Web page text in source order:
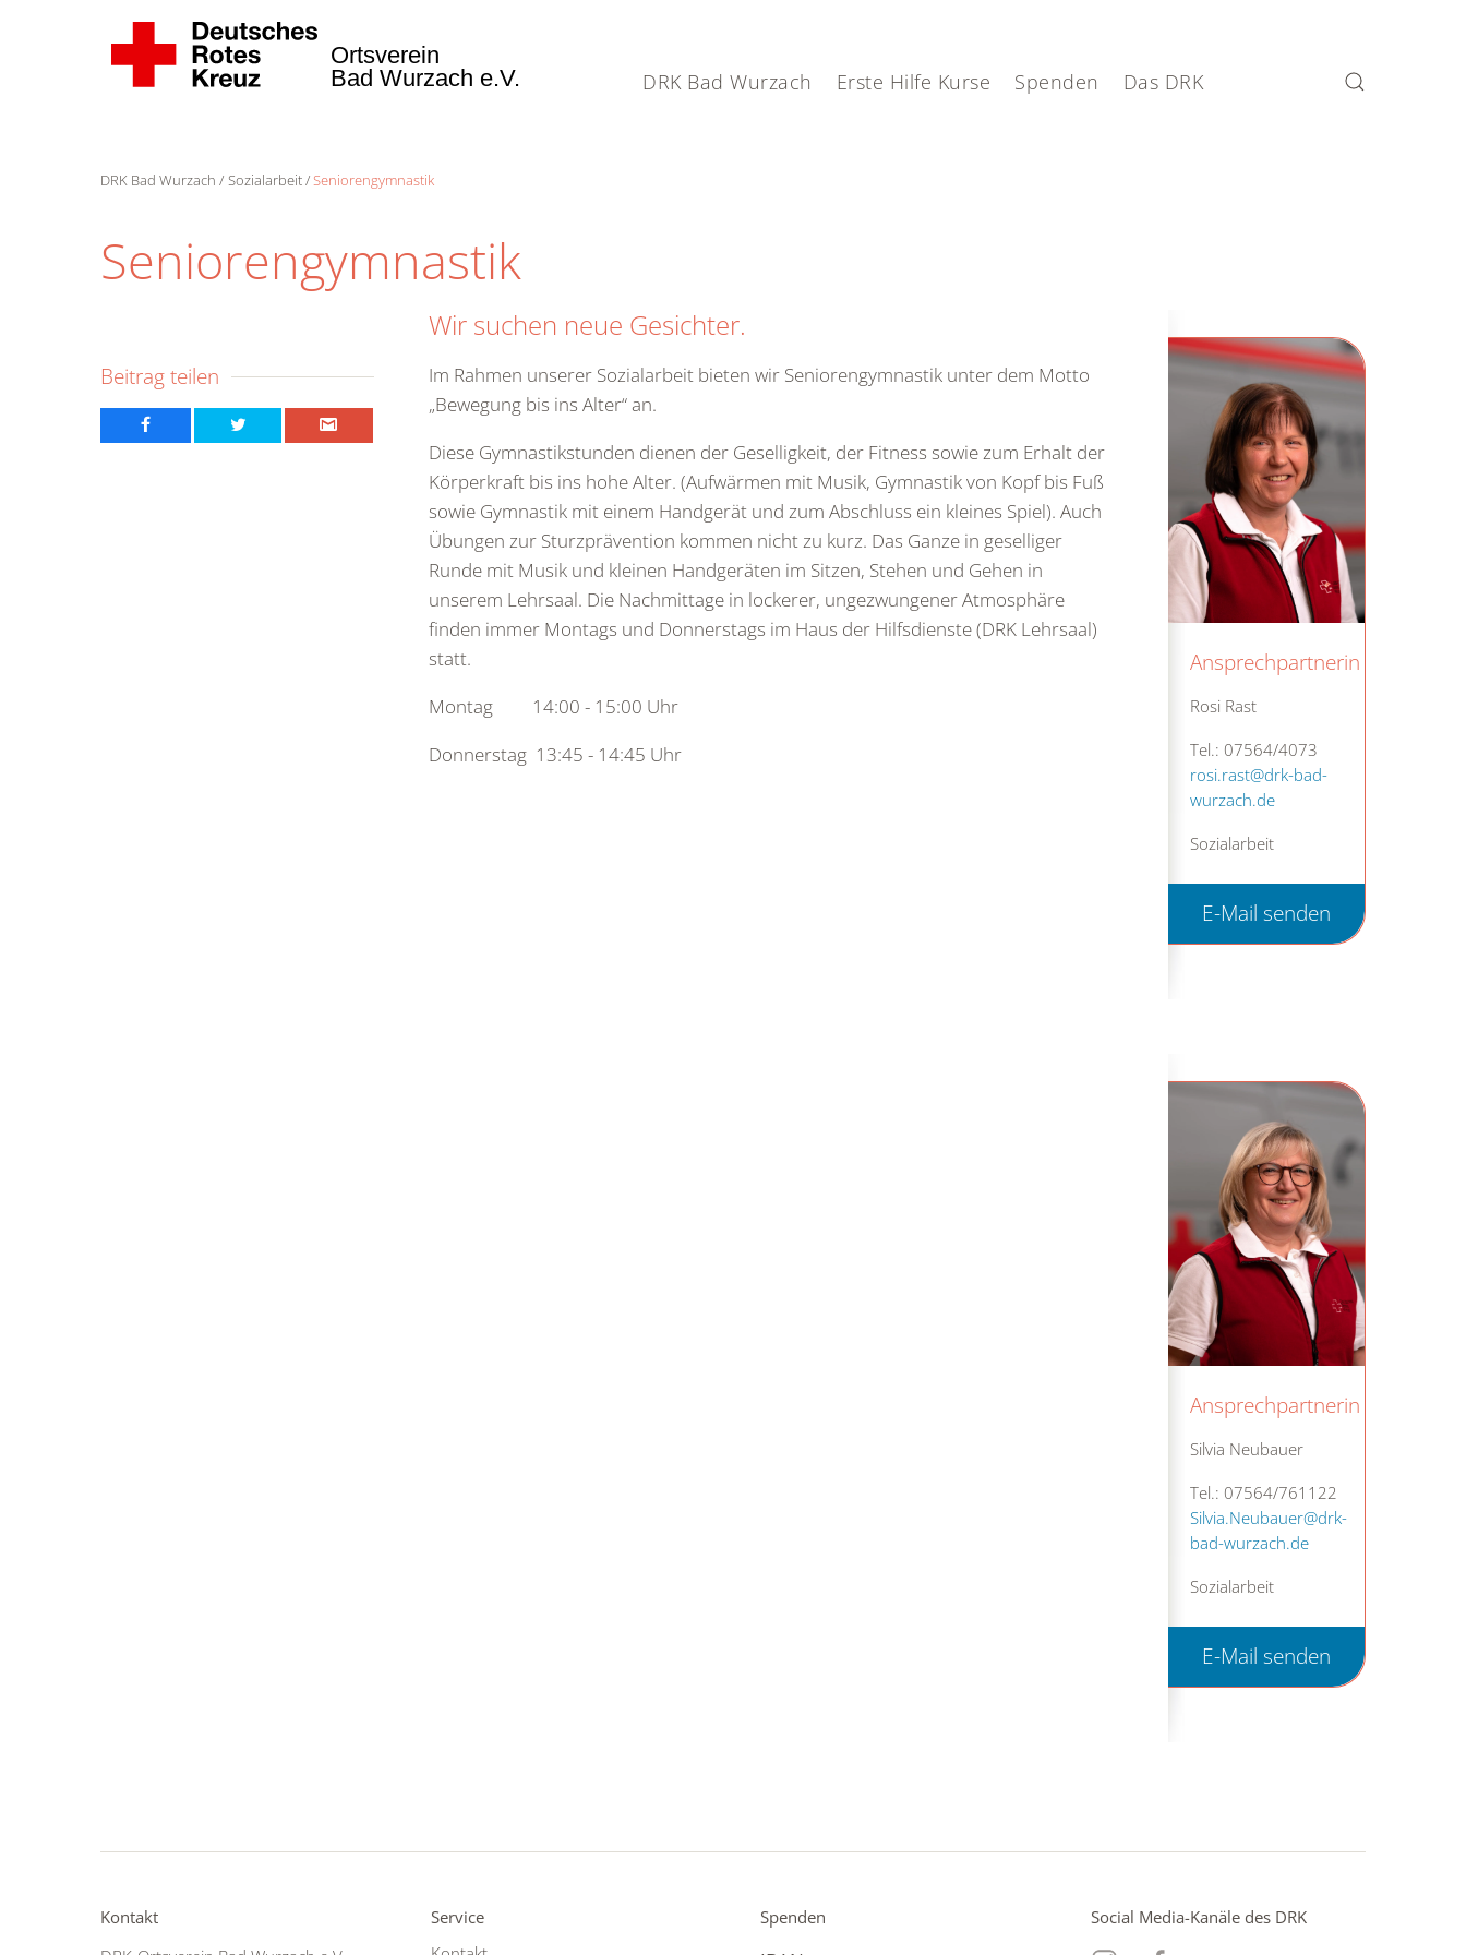
Ortsverein
Bad Wurzach e.V.
DRK Bad Wurzach Erste Hilfe Kurse Spenden Das DRK
DRK Bad Wurzach Sozialarbeit Seniorengymnastik
Seniorengymnastik
Beitrag teilen
Wir suchen neue Gesichter.
Im Rahmen unserer Sozialarbeit bieten wir Seniorengymnastik unter dem Motto
„Bewegung bis ins Alter“ an.
Diese Gymnastikstunden dienen der Geselligkeit, der Fitness sowie zum Erhalt der
Körperkraft bis ins hohe Alter. (Aufwärmen mit Musik, Gymnastik von Kopf bis Fuß
sowie Gymnastik mit einem Handgerät und zum Abschluss ein kleines Spiel). Auch
Übungen zur Sturzprävention kommen nicht zu kurz. Das Ganze in geselliger
Runde mit Musik und kleinen Handgeräten im Sitzen, Stehen und Gehen in
unserem Lehrsaal. Die Nachmittage in lockerer, ungezwungener Atmosphäre
finden immer Montags und Donnerstags im Haus der Hilfsdienste (DRK Lehrsaal)
statt.
Montag 14:00 - 15:00 Uhr
Donnerstag 13:45 - 14:45 Uhr
Ansprechpartnerin
Rosi Rast
Tel.: 07564/4073
rosi.rast@drk-bad-
wurzach.de
Sozialarbeit
E-Mail senden
Ansprechpartnerin
Silvia Neubauer
Tel.: 07564/761122
Silvia.Neubauer@drk-
bad-wurzach.de
Sozialarbeit
E-Mail senden
Kontakt
Service
Spenden Social Media-Kanäle des DRK